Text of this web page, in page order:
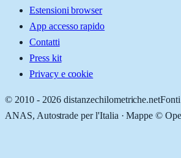
Estensioni browser
App accesso rapido
Contatti
Press kit
Privacy e cookie
© 2010 - 2026 distanzechilometriche.net
ANAS, Autostrade per l'Italia · Mappe ©